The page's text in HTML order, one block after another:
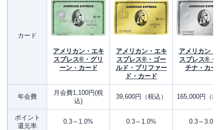
カード
アメリカン・エキ
スプレス®・グリ
ーン・カード
アメリカン・エキ
スプレス®・ゴー
ルド・プリファー
ド・カード
アメリカン・
スプレス®・
チナ・カー
年会費
月会費1,100円(税
込)
39,600円（税込） 165,000円（
ポイント
還元率
0.3～1.0% 0.3～1.0% 0.3～3.0%